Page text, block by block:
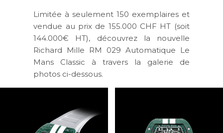
Limitée à seulement 150 exemplaires et
vendue au prix de 155.000 CHF HT (soit
144.000€ HT), découvrez la nouvelle
Richard Mille RM 029 Automatique Le
Mans Classic à travers la galerie de
photos ci-dessous.